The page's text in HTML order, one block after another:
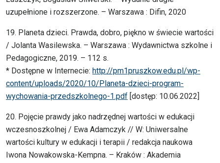
uzupełnione i rozszerzone. – Warszawa : Difin, 2020
19. Planeta dzieci. Prawda, dobro, piękno w świecie wartości
/ Jolanta Wasilewska. – Warszawa : Wydawnictwa szkolne i
Pedagogiczne, 2019. – 112 s.
* Dostępne w Internecie: http://pm1pruszkow.edu.pl/wp-
content/uploads/2020/10/Planeta-dzieci-program-
wychowania-przedszkolnego-1.pdf [dostęp: 10.06.2022]
20. Pojęcie prawdy jako nadrzędnej wartości w edukacji
wczesnoszkolnej / Ewa Adamczyk // W: Uniwersalne
wartości kultury w edukacji i terapii / redakcja naukowa
Iwona Nowakowska-Kempna. – Kraków : Akademia